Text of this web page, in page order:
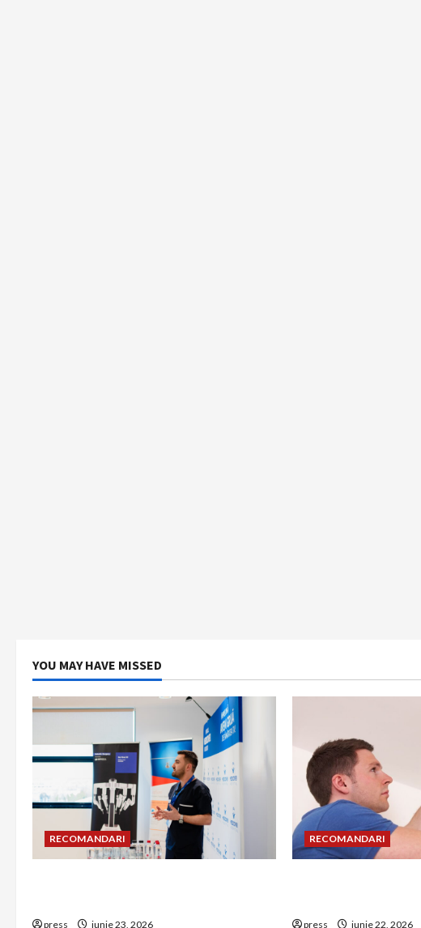
YOU MAY HAVE MISSED
RECOMANDARI
press iunie 23, 2026
RECOMANDARI
press iunie 22, 2026